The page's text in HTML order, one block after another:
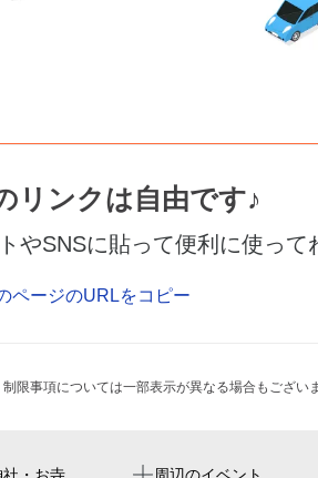
リンクは自由です♪
やSNSに貼って便利に使って
ページのURLをコピー
限事項については一部表示が異なる場合もござい
社・お寺 周辺のイベント